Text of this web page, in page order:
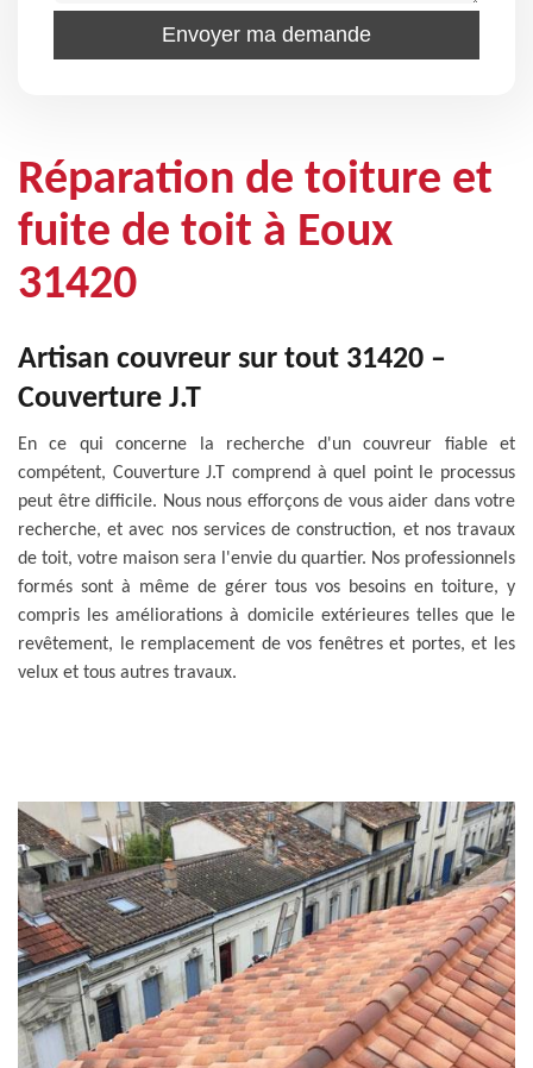
Réparation de toiture et
fuite de toit à Eoux
31420
Artisan couvreur sur tout 31420 –
Couverture J.T
En ce qui concerne la recherche d'un couvreur fiable et
compétent, Couverture J.T comprend à quel point le processus
peut être difficile. Nous nous efforçons de vous aider dans votre
recherche, et avec nos services de construction, et nos travaux
de toit, votre maison sera l'envie du quartier. Nos professionnels
formés sont à même de gérer tous vos besoins en toiture, y
compris les améliorations à domicile extérieures telles que le
revêtement, le remplacement de vos fenêtres et portes, et les
velux et tous autres travaux.